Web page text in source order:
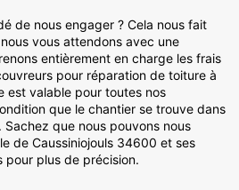
de nous engager ? Cela nous fait
vous attendons avec une
entièrement en charge les frais
pour réparation de toiture à
est valable pour toutes nos
que le chantier se trouve dans
Sachez que nous pouvons nous
de Caussiniojouls 34600 et ses
pour plus de précision.